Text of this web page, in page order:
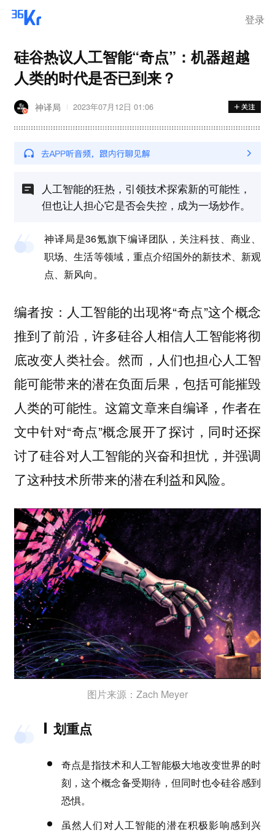
登录
硅谷热议人工智能“奇点”：机器超越
人类的时代是否已到来？
神译局 2023年07月12日 01:06
人工智能的狂热，引领技术探索新的可能性，
但也让人担心它是否会失控，成为一场炒作。
神译局是36氪旗下编译团队，关注科技、商业、
职场、生活等领域，重点介绍国外的新技术、新观
点、新风向。
编者按：人工智能的出现将“奇点”这个概念
推到了前沿，许多硅谷人相信人工智能将彻
底改变人类社会。然而，人们也担心人工智
能可能带来的潜在负面后果，包括可能摧毁
人类的可能性。这篇文章来自编译，作者在
文中针对“奇点”概念展开了探讨，同时还探
讨了硅谷对人工智能的兴奋和担忧，并强调
了这种技术所带来的潜在利益和风险。
图片来源：Zach Meyer
划重点
奇点是指技术和人工智能极大地改变世界的时
刻，这个概念备受期待，但同时也令硅谷感到
恐惧。
虽然人们对人工智能的潜在积极影响感到兴